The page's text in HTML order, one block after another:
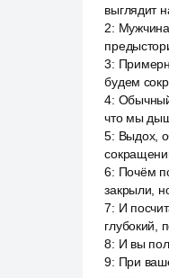
выглядит
2:
3:
будем
4:
что мы
5: Выдох,
6: Почём
закрыли,
7: И
глубокий,
8: И вы
9: При